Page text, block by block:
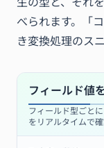
べられます。「
き変換処理のス
フィールド値
フィールド型ごと
をリアルタイムで確